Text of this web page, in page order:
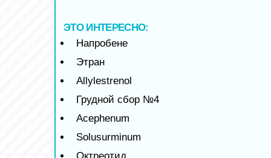
ЭТО ИНТЕРЕСНО:
Напробене
Этран
Allylestrenol
Грудной сбор №4
Acephenum
Solusurminum